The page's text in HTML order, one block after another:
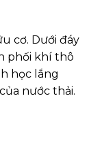
cơ. Dưới đáy
phối khí thô
học lắng
nước thải.